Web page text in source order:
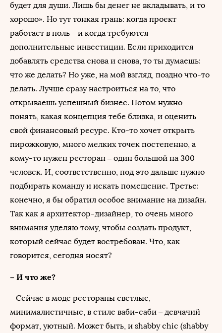
будет для души. Лишь бы денег не вкладывать, и то
хорошо». Но тут тонкая грань: когда проект
работает в ноль – и когда требуются
дополнительные инвестиции. Если приходится
добавлять средства снова и снова, то ты думаешь:
что же делать? Но уже, на мой взгляд, поздно что-то
делать. Лучше сразу настроиться на то, что
открываешь успешный бизнес. Потом нужно
понять, какая концепция тебе близка, и оценить
свой финансовый ресурс. Кто-то хочет открыть
пирожковую, много мелких точек постепенно, а
кому-то нужен ресторан – один большой на 300
человек. И, соответственно, под это дальше нужно
подбирать команду и искать помещение. Третье:
конечно, я бы обратил особое внимание на дизайн.
Так как я архитектор-дизайнер, то очень много
внимания уделяю тому, чтобы создать продукт,
который сейчас будет востребован. Что, как
говорится, сегодня носят?
– И что же?
– Сейчас в моде рестораны светлые,
минималистичные, в стиле ваби-саби – девчачий
формат, уютный. Может быть, и shabby chic (shabby